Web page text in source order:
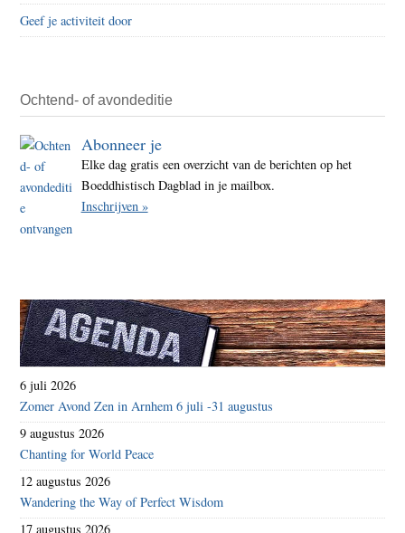
Geef je activiteit door
Ochtend- of avondeditie
Abonneer je
Elke dag gratis een overzicht van de berichten op het
Boeddhistisch Dagblad in je mailbox.
Inschrijven »
6 juli 2026
Zomer Avond Zen in Arnhem 6 juli -31 augustus
9 augustus 2026
Chanting for World Peace
12 augustus 2026
Wandering the Way of Perfect Wisdom
17 augustus 2026